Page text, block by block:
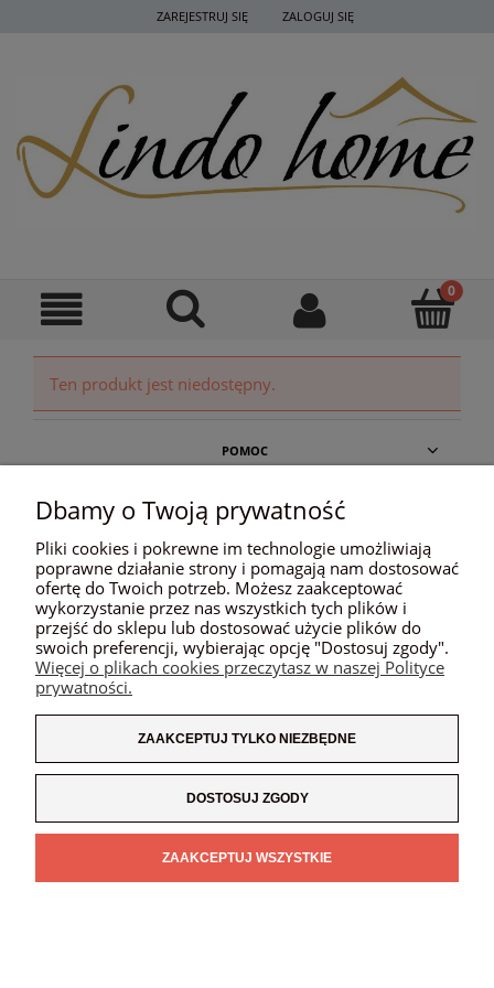
ZAREJESTRUJ SIĘ ZALOGUJ SIĘ
Ten produkt jest niedostępny.
POMOC
MOJE KONTO
PŁATNOŚCI I DOSTAWA
INFORMACJE
O NAS
POKAŻ PEŁNĄ WERSJĘ STRONY
SKLEP INTERNETOWY SHOPER.PL
Dbamy o Twoją prywatność
Pliki cookies i pokrewne im technologie umożliwiają
poprawne działanie strony i pomagają nam dostosować
ofertę do Twoich potrzeb. Możesz zaakceptować
wykorzystanie przez nas wszystkich tych plików i
przejść do sklepu lub dostosować użycie plików do
swoich preferencji, wybierając opcję "Dostosuj zgody".
Więcej o plikach cookies przeczytasz w naszej Polityce
prywatności.
ZAAKCEPTUJ TYLKO NIEZBĘDNE
DOSTOSUJ ZGODY
ZAAKCEPTUJ WSZYSTKIE